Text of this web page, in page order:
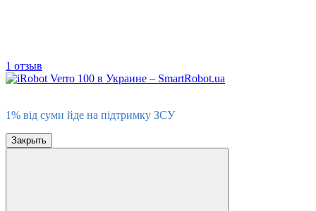
1 отзыв
1% від суми йде на підтримку ЗСУ
Закрыть